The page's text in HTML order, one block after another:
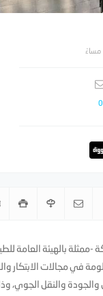
0
-ممثلة بالهيئة العامة
في مجالات الابتكار
والجودة والنقل الجوي،